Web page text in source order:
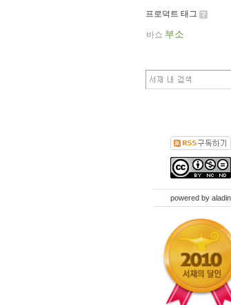
프로덕트 태그
바쇼 부소
powered by aladin